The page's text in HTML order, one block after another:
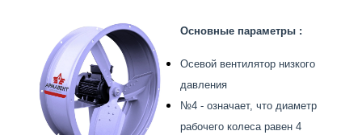
Основные параметры :
Осевой вентилятор низкого
давления
№4 - означает, что диаметр
рабочего колеса равен 4